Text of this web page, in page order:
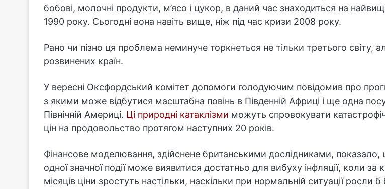
бобові, молочні продукти, м’ясо і цукор, в даний час знаходиться на
1990 року. Сьогодні вона навіть вище, ніж під час кризи 2008 року.
Рано чи пізно ця проблема неминуче торкнеться не тільки третього світу,
розвинених країн.
У вересні Оксфордський комітет допомоги голодуючим повідомив про
з якими може відбутися масштабна повінь в Південній Африці і ще одна
Північній Америці. Ці природні катаклізми можуть спровокувати
цін на продовольство протягом наступних 20 років.
Фінансове моделювання, здійснене британськими дослідниками, показало,
одної значної події може виявитися достатньо для вибуху інфляції, коли за
місяців ціни зростуть настільки, наскільки при нормальній ситуації росли